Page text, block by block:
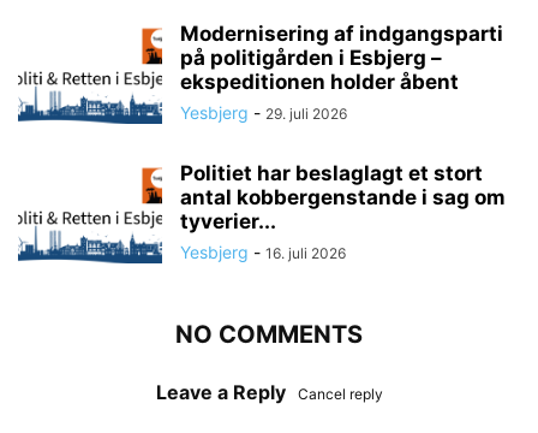
Modernisering af indgangsparti
på politigården i Esbjerg –
ekspeditionen holder åbent
Yesbjerg - 29. juli 2026
Politiet har beslaglagt et stort
antal kobbergenstande i sag om
tyverier...
Yesbjerg - 16. juli 2026
NO COMMENTS
Leave a Reply Cancel reply